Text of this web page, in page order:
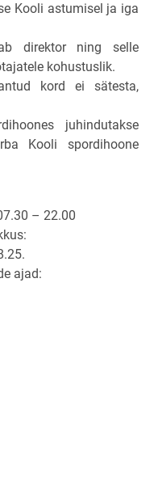
Kooli astumisel ja iga
direktor ning selle
kohustuslik.
kord ei sätesta,
juhindutakse
Kooli spordihoone
– 22.00
ajad: